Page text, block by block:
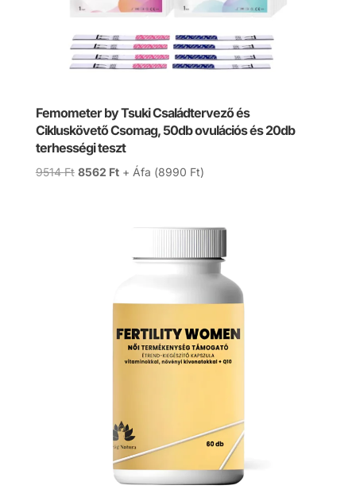
Femometer by Tsuki Családtervező és
Cikluskövető Csomag, 50db ovulációs és 20db
terhességi teszt
9514Ft Original
8562 FtCurrent
8562 Ft.
+ Áfa (8990 Ft)